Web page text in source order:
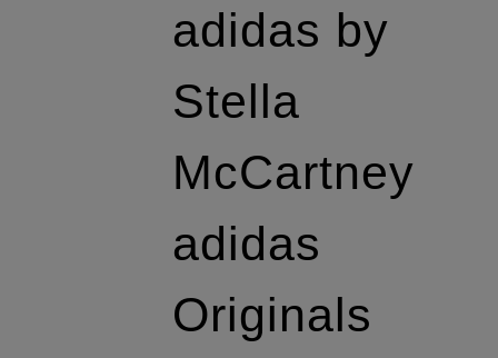
adidas by
Stella
McCartney
adidas
Originals